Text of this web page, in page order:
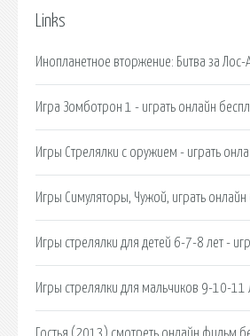
Links
Инопланетное вторжение: Битва за Лос-
Игра Зомботрон 1 - играть онлайн
Игры Стрелялки с оружием - играть
Игры Симуляторы, Чужой, играть онлайн
Игры стрелялки для детей 6-7-8 лет -
Игры стрелялки для мальчиков 9-10-11